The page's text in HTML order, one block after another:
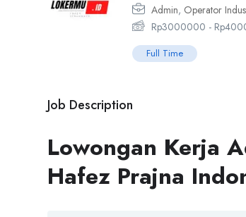
Admin, Operator
Rp3000000 - Rp
Full Time
Job Description
Lowongan Kerja
Hafez Prajna